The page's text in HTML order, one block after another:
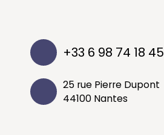
+33 6 98 74 18 45
25 rue Pierre Dupont
44100 Nantes